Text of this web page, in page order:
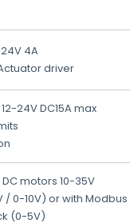
4A
driver
24V DC15A max
motors 10-35V
0-10V) or with Modbus
(0-5V)